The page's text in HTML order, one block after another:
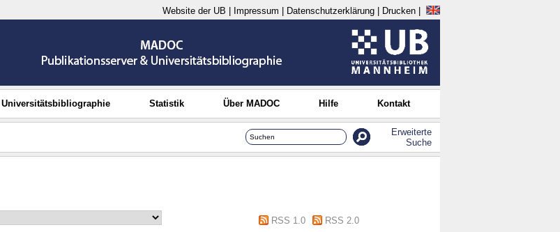
Website der UB Impressum Datenschutzerklärung Drucken
Universitätsbibliographie Statistik Über MADOC Hilfe Kontakt
Erweiterte
Suche
RSS 1.0
RSS 2.0